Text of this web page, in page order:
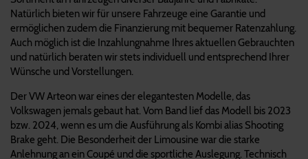
Natürlich bieten wir für unsere Fahrzeuge eine Garantie und
ermöglichen zudem die Finanzierung mit bequemer Ratenzahlung.
Auch möglich ist die Inzahlungnahme Ihres aktuellen Gebrauchten
und natürlich beraten wir stets individuell und entsprechend Ihrer
Wünsche und Vorstellungen.
Der VW Arteon war eines der elegantesten Modelle, das
Volkswagen jemals gebaut hat. Vom Band lief das Modell bis 2023
bzw. 2024, wenn es um die Ausführung als Kombi alias Shooting
Brake geht. Die Besonderheit der Limousine war die starke
Anlehnung an ein Coupé und die sportliche Auslegung. Technisch